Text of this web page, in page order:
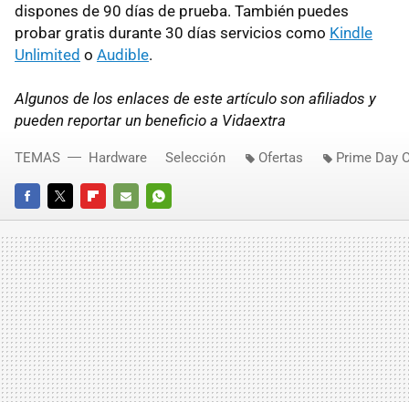
dispones de 90 días de prueba. También puedes
probar gratis durante 30 días servicios como Kindle
Unlimited o Audible.
Algunos de los enlaces de este artículo son afiliados y
pueden reportar un beneficio a Vidaextra
FACEBOOKTWITTERFLIPBOARD
E-
MAIL
WHATSAPP
TEMAS Hardware Selección Ofertas Prime Day